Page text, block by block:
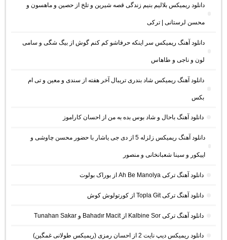
دانلود ریمیکس بلالیم بنیم زندگی قصه شیرین و تلخ از حصین و ماهسون و
محسن لرستانی | ترکی
دانلود آهنگ ریمیکس سر اینکه حرفاشو کم کنم گوش از بیگ شگی و سامی
لون و ناجی و طاهاس
دانلود آهنگ ریمیکس شاد بندری تریبال آخر هفته از سندی و معین و تی ام
بکس
دانلود آهنگ باحال و شاد بوس بده به من از احسان کاراموز
دانلود آهنگ ریمیکس زلزله 5 از دی جی یاشار با حضور محسن چاوشی و
اپیکور و سینا شعبانخانی و منصور
دانلود آهنگ ترکی Ah Be Manolya از بوراک بولوت
دانلود آهنگ ترکی Topla Git از کورتولوش کوش
دانلود آهنگ ترکی Kalbine Sor از Bahadır Macit و Tunahan Sakar
دانلود ریمیکس دیپ نایت 2 از احسان رمزی (ریمیکس طولانی غمگین)